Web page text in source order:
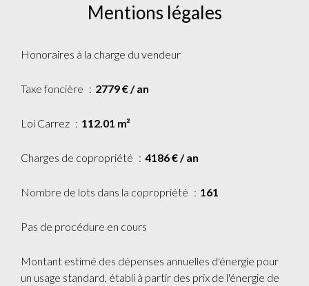
Mentions légales
Honoraires à la charge du vendeur
Taxe foncière 2779 € / an
Loi Carrez 112.01 m²
Charges de copropriété 4186 € / an
Nombre de lots dans la copropriété 161
Pas de procédure en cours
Montant estimé des dépenses annuelles d'énergie pour
un usage standard, établi à partir des prix de l'énergie de